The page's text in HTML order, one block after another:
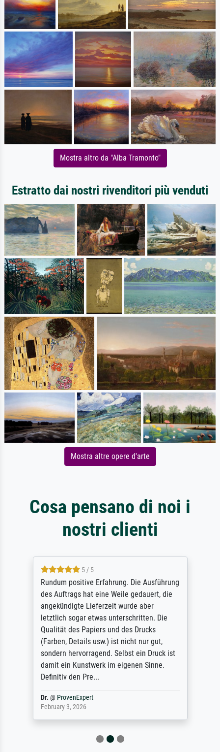
Mostra altro da "Alba Tramonto"
Estratto dai nostri rivenditori più venduti
Mostra altre opere d'arte
Cosa pensano di noi i
nostri clienti
5 / 5
Rundum positive Erfahrung. Die Ausführung
des Auftrags hat eine Weile gedauert, die
angekündigte Lieferzeit wurde aber
letztlich sogar etwas unterschritten. Die
Qualität des Papiers und des Drucks
(Farben, Details usw.) ist nicht nur gut,
sondern hervorragend. Selbst ein Druck ist
damit ein Kunstwerk im eigenen Sinne.
Definitiv den Pre...
Dr. @ ProvenExpert
February 3, 2026